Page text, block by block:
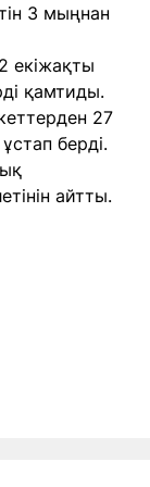
3 мыңнан
екіжақты
қамтиды.
27
берді.
айтты.